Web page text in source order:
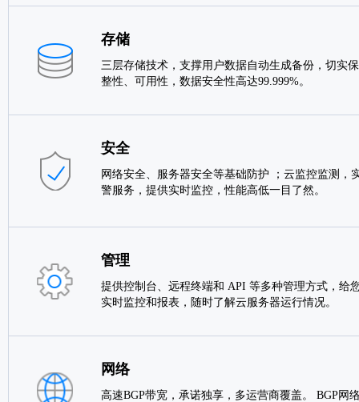
存储
三层存储技术，支撑用户数据自动生成备份，切实
整性、可用性，数据安全性高达99.999%。
安全
网络安全、服务器安全等基础防护 ；云监控监测
警服务，提供实时监控，性能高低一目了然。
管理
提供控制台、远程终端和 API 等多种管理方式，给
实时监控和报表，随时了解云服务器运行情况。
网络
高速BGP带宽，承诺独享，多运营商覆盖。 BGP